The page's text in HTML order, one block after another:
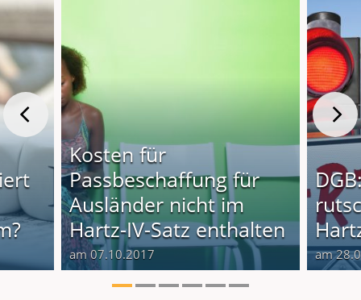
Kosten für
Passbeschaffung für
Ausländer nicht im
Hartz-IV-Satz enthalten
am 07.10.2017 am